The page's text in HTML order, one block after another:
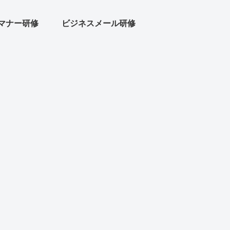
ナー研修 ビジネスメール研修